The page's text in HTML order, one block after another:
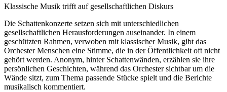
Klassische Musik trifft auf gesellschaftlichen Diskurs
Die Schattenkonzerte setzen sich mit unterschiedlichen
gesellschaftlichen Herausforderungen auseinander. In einem
geschützten Rahmen, verwoben mit klassischer Musik, gibt das
Orchester Menschen eine Stimme, die in der Öffentlichkeit oft nicht
gehört werden. Anonym, hinter Schattenwänden, erzählen sie ihre
persönlichen Geschichten, während das Orchester sichtbar um die
Wände sitzt, zum Thema passende Stücke spielt und die Berichte
musikalisch kommentiert.